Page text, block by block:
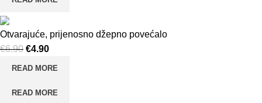
Otvarajuće, prijenosno džepno povećalo
€6.90 Original price was: €6.90.
€4.90
READ MORE
READ MORE